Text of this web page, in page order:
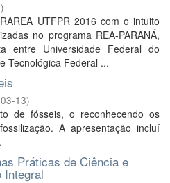
)
UTFPR 2016 com o intuito
no programa REA-PARANÁ,
entre Universidade Federal do
Tecnológica Federal ...
13)
de fósseis, o reconhecendo os
A apresentação incluí
Práticas de Ciência e
Integral